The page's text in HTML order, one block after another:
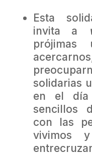
Esta
invita a
solidarias
en el día
sencillos
con las
vivimos